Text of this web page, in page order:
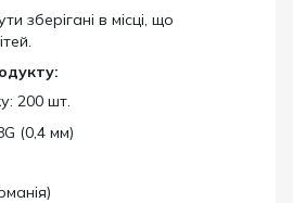
зберігані в місці, що
200 шт.
(0,4 мм)